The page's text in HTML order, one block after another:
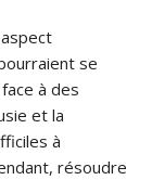
se
à des
et la
à
résoudre